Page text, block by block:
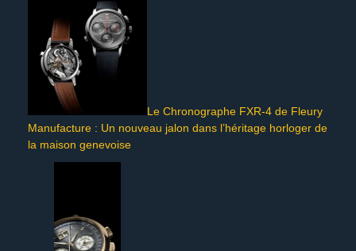
Le Chronographe FXR-4 de Fleury
Manufacture : Un nouveau jalon dans l’héritage horloger de
la maison genevoise